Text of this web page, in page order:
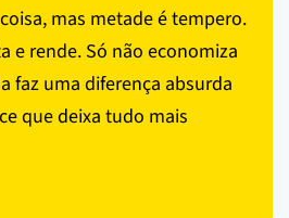
mas metade é tempero.
e rende. Só não economiza
faz uma diferença absurda
que deixa tudo mais